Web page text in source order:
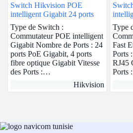
Switch Hikvision POE
intelligent Gigabit 24 ports
Type de Switch :
Commutateur POE intelligent
Gigabit Nombre de Ports : 24
ports PoE Gigabit, 4 ports
fibre optique Gigabit Vitesse
des Ports :…
Hikvision
ports
Type
Fast
Ports
RJ45
Ports